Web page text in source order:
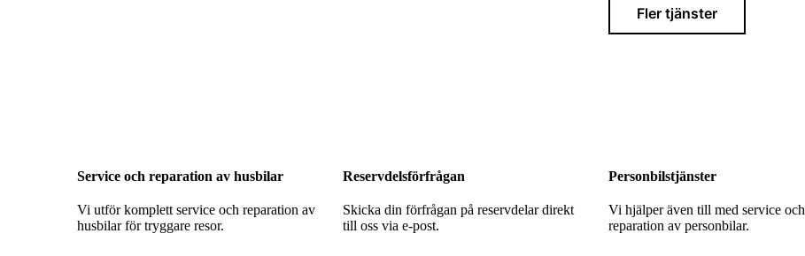
Fler tjänster
Service och reparation av husbilar
Vi utför komplett service och reparation av
husbilar för tryggare resor.
Reservdelsförfrågan
Skicka din förfrågan på reservdelar direkt
till oss via e-post.
Personbilstjänster
Vi hjälper även till med service och
reparation av personbilar.